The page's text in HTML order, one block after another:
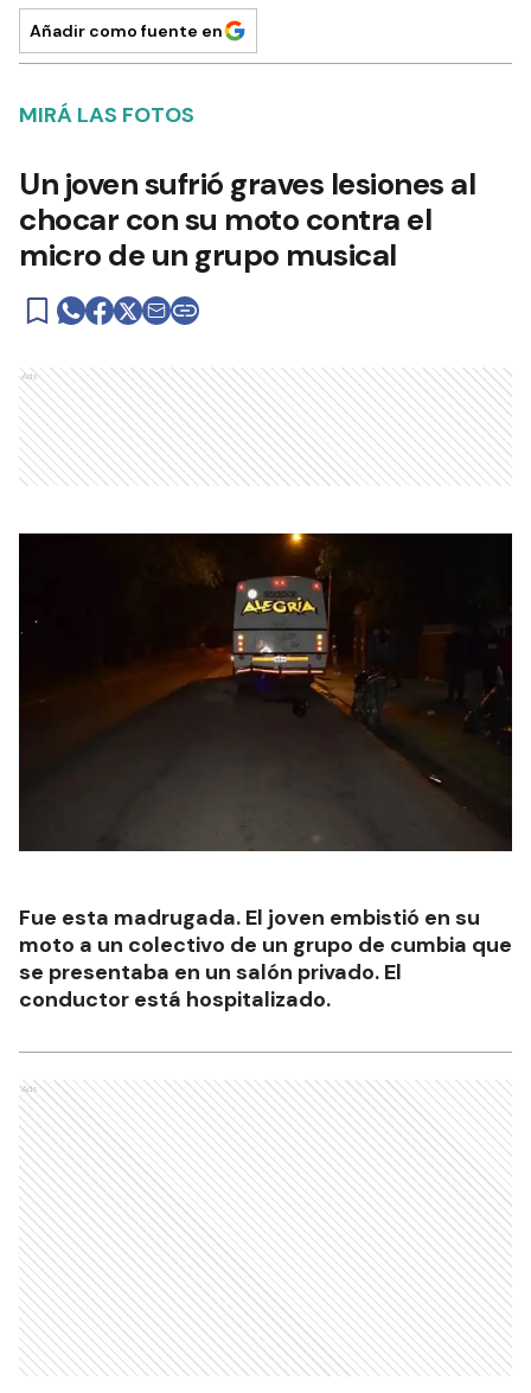
Añadir como fuente en
MIRÁ LAS FOTOS
Un joven sufrió graves lesiones al
chocar con su moto contra el
micro de un grupo musical
Ads
Fue esta madrugada. El joven embistió en su
moto a un colectivo de un grupo de cumbia que
se presentaba en un salón privado. El
conductor está hospitalizado.
Ads